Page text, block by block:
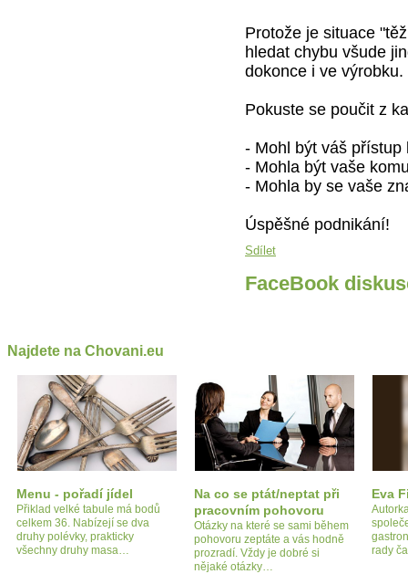
Protože je situace
hledat chybu všude
dokonce i ve výrobku.
Pokuste se poučit z
- Mohl být váš přístup
- Mohla být vaše
- Mohla by se vaše
Úspěšné podnikání!
Sdílet
FaceBook
Najdete na Chovani.eu
Menu - pořadí jídel
Přiklad velké tabule má bodů
celkem 36. Nabízejí se dva
druhy polévky, prakticky
všechny druhy masa…
Na co se ptát/neptat při
pracovním pohovoru
Otázky na které se sami během
pohovoru zeptáte a vás hodně
prozradí. Vždy je dobré si
nějaké otázky…
Eva
rady